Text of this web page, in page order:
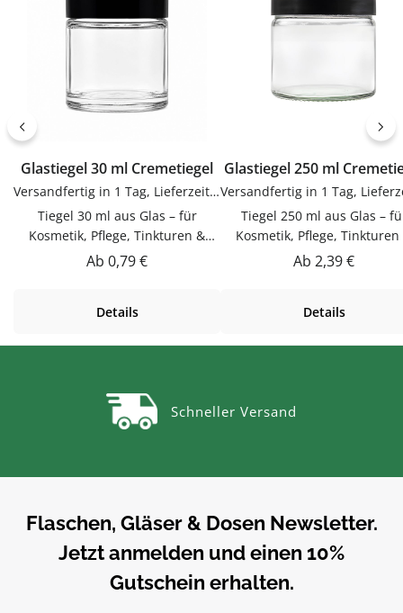
Etiketten bequem online bei
flaschen-glaeser-und-dosen.de.
Etiketten bequem online
flaschen-glaeser-und-
Glastiegel 30 ml Cremetiegel
Versandfertig in 1 Tag, Lieferzeit 1-3 Tage
Tiegel 30 ml aus Glas – für
Kosmetik, Pflege, Tinkturen &
ÖleDieser Tiegel 30 ml aus Glas
für den täglichen Gebrauch
wiederbefüllbar.Produktdetails
auf einen BlickFüllmenge: ca. 30
mlMaterial:
itig einsetzbarZum Befüllen mit
Tinkturen und Ölen – hygienisch
und
nachfüllbar.PflegehinweiseVor
dem ersten Gebrauch mit
warmem Wasser
Regulärer Preis:
Ab 0,79 €
Details
Glastiegel 250 ml
Tiegel 250 ml aus Glas –
Kosmetik, Pflege, Tinkturen
ÖleDieser Tiegel 250 ml aus
für den täglichen
auf einen BlickFüllmenge: ca.
Kosmetik,
und
dem ersten Gebrauch mit
ausspülenReinigung von
Regulärer Preis:
Ab 2,39 €
Details
Schneller Versand
Flaschen, Gläser & Dosen Newsletter.
Jetzt anmelden und einen 10%
Gutschein erhalten.